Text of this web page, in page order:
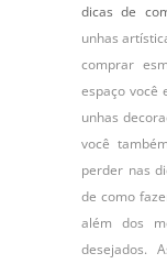
dicas de
unhas
comprar
espaço você
unhas
você
perder nas
de como
além dos
desejados.